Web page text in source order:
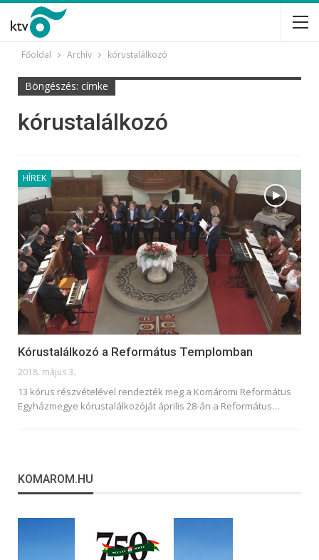
Főoldal Archív kórustalálkozó
Böngészés: címke
kórustalálkozó
HÍREK
Kórustalálkozó a Református Templomban
2018. május 3.
13 kórus részvételével rendezték meg a Komáromi Református
Egyházmegye kórustalálkozóját április 28-án a Református…
KOMAROM.HU